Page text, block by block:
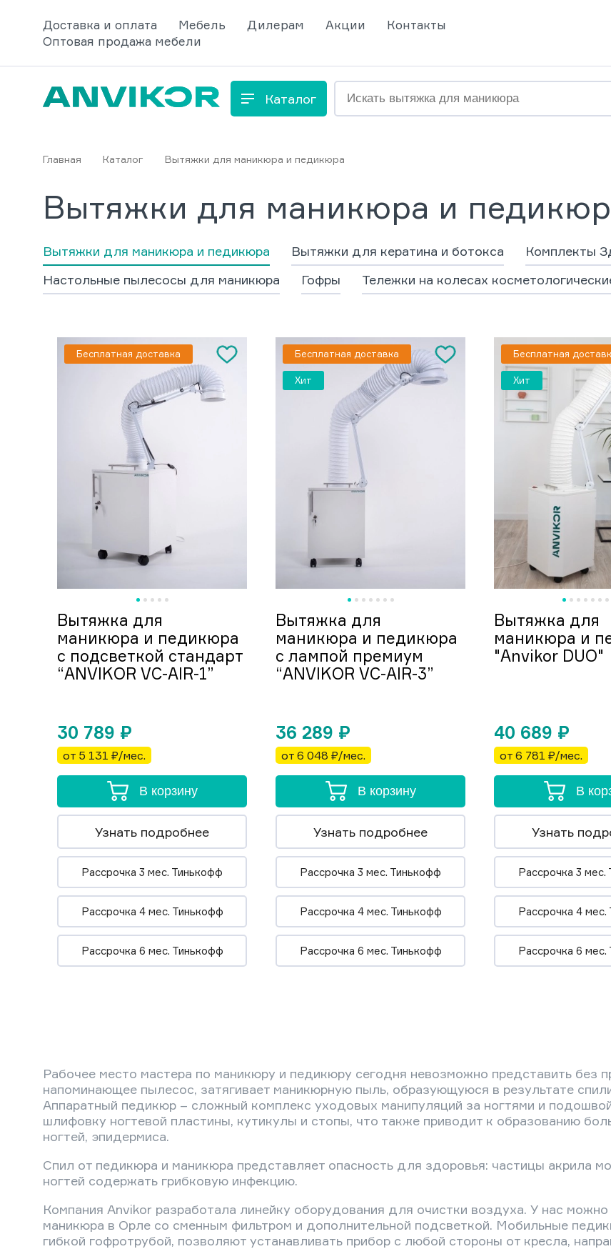
Доставка и оплата Мебель Дилерам Акции
Контакты
Оптовая продажа мебели
Каталог
Главная Каталог Вытяжки для маникюра и педикюра
Вытяжки для маникюра и
Вытяжки для маникюра и педикюра Вытяжки для кератина и ботокса Комплекты
Настольные пылесосы для маникюра
Гофры Тележки на колесах
Бесплатная доставка
Вытяжка для
маникюра и педикюра
с подсветкой стандарт
“ANVIKOR VC-AIR-1”
30 789 ₽
от 5 131 ₽/мес.
В корзину
Узнать подробнее
Рассрочка 3 мес. Тинькофф
Рассрочка 4 мес. Тинькофф
Рассрочка 6 мес. Тинькофф
Бесплатная доставка
Хит
Вытяжка для
маникюра и педикюра
с лампой премиум
“ANVIKOR VC-AIR-3”
36 289 ₽
от 6 048 ₽/мес.
В корзину
Узнать подробнее
Рассрочка 3 мес. Тинькофф
Рассрочка 4 мес. Тинькофф
Рассрочка 6 мес. Тинькофф
Бесплатная
Хит
Вытяжка для
маникюра и
"Anvikor DUO"
40 689 ₽
от 6 781 ₽/мес.
В
Узнать
Рассрочка 3 мес.
Рассрочка 4 мес.
Рассрочка 6 мес.
Рабочее место мастера по маникюру и педикюру сегодня невозможно представить без
напоминающее пылесос, затягивает маникюрную пыль, образующуюся в результате
Аппаратный педикюр – сложный комплекс уходовых манипуляций за ногтями и
шлифовку ногтевой пластины, кутикулы и стопы, что также приводит к образованию
ногтей, эпидермиса.
Спил от педикюра и маникюра представляет опасность для здоровья: частицы акрила
ногтей содержать грибковую инфекцию.
Компания Anvikor разработала линейку оборудования для очистки воздуха. У нас
маникюра в Орле со сменным фильтром и дополнительной подсветкой. Мобильные
гибкой гофротрубой, позволяют устанавливать прибор с любой стороны от кресла,